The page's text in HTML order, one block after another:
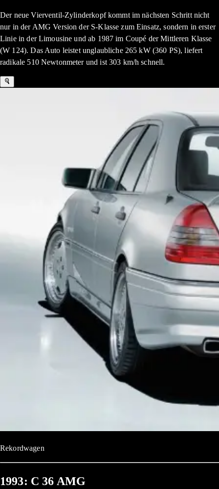
Der neue Vierventil-Zylinderkopf kommt im nächsten Schritt nicht
nur in der AMG Version der S-Klasse zum Einsatz, sondern in erster
Linie in der Limousine und ab 1987 im Coupé der Mittleren Klasse
(W 124). Das Auto leistet unglaubliche 265 kW (360 PS), liefert
radikale 510 Newtonmeter und ist 303 km/h schnell.
Rekordwagen
1993: C 36 AMG